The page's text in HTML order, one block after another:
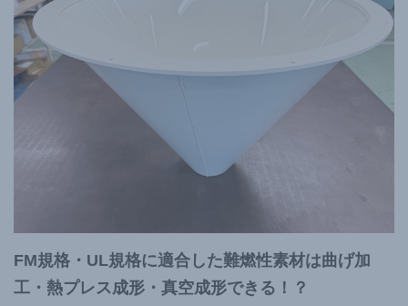
FM規格・UL規格に適合した難燃性素材は曲げ加
工・熱プレス成形・真空成形できる！？